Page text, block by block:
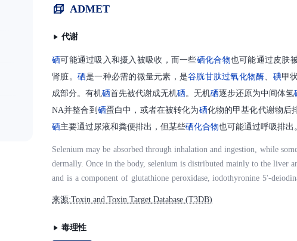
ADMET
代谢
硒可能通过吸入和摄入被吸收，而一些硒化合物也可能通过皮肤
肾脏。 硒是一种必需的微量元素，是谷胱甘肽过氧化物酶、 碘甲
成部分。有机硒首先被代谢成无机硒。无机硒逐步还原为中间体氢
NA并整合到 硒蛋白中，或者在被转化为硒化物的甲基化代谢物后
硒主要通过尿液和粪便排出，但某些硒化合物也可能通过呼吸排出
Selenium may be absorbed through inhalation and ingestion, while
dermally. Once in the body, selenium is distributed mainly to the liver
and is a component of glutathione peroxidase, iodothyronine 5'-
nide, which is either incorporated into selenoproteins after being
NA or excreted into the urine after being transformed into methylated
来源:Toxin and Toxin Target Database (T3DB)
毒理性